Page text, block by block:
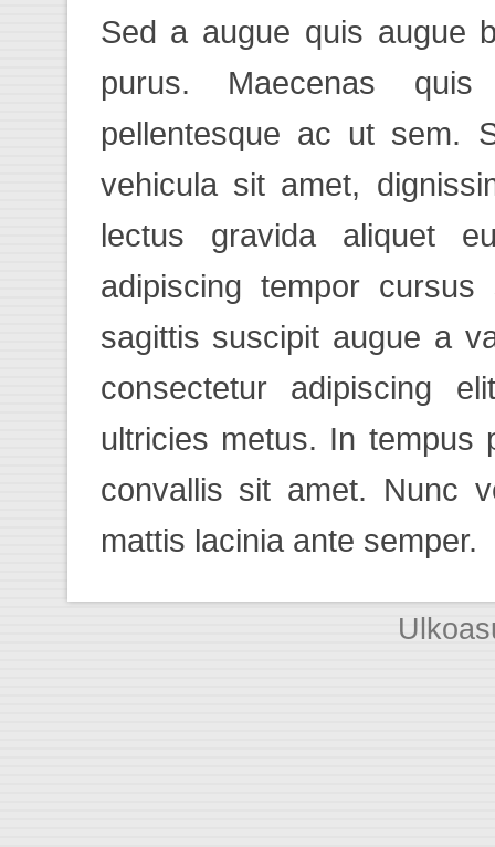
Sed a augue quis augue
purus. Maecenas
pellentesque ac ut sem.
vehicula sit amet,
lectus gravida aliquet
adipiscing tempor
sagittis suscipit augue a
consectetur adipiscing
ultricies metus. In tempus
convallis sit amet. Nunc
mattis lacinia ante semper.